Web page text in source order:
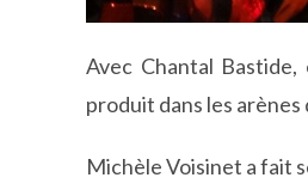
Avec Chantal
produit dans les
Michèle Voisinet a fait